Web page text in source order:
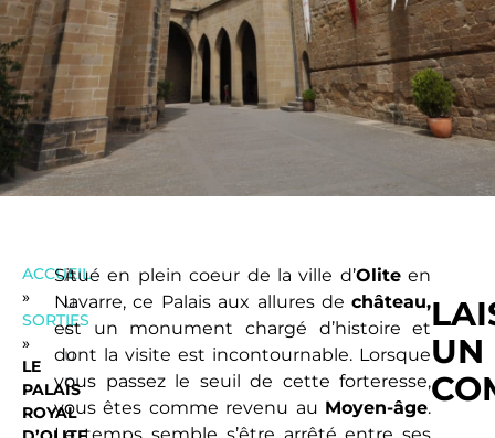
ACCUEIL
»
SORTIES
»
LE
PALAIS
ROYAL
A
u
c
u
n
c
Situé en plein coeur de la ville d’Oliteen
Navarre, ce Palais aux allures dechâteau,
est un monument chargé d’histoire et
dont la visite est incontournable. Lorsque
vous passez le seuil de cette forteresse,
vous êtes comme revenu au Moyen-âge.
UN